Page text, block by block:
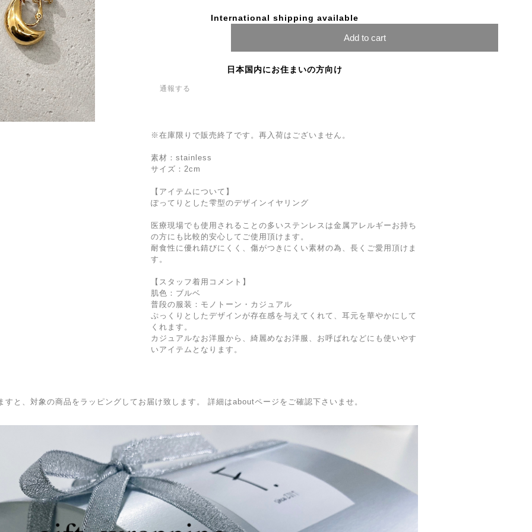
International shipping available
Add to cart
日本国内にお住まいの方向け
通報する
※在庫限りで販売終了です。再入荷はございません。
素材：stainless
サイズ：2cm
【アイテムについて】
ぽってりとした雫型のデザインイヤリング
医療現場でも使用されることの多いステンレスは金属アレルギーお持ち
の方にも比較的安心してご使用頂けます。
耐食性に優れ錆びにくく、傷がつきにくい素材の為、長くご愛用頂けま
す。
【スタッフ着用コメント】
肌色：ブルベ
普段の服装：モノトーン・カジュアル
ぷっくりとしたデザインが存在感を与えてくれて、耳元を華やかにして
くれます。
カジュアルなお洋服から、綺麗めなお洋服、お呼ばれなどにも使いやす
いアイテムとなります。
と、対象の商品をラッピングしてお届け致します。 詳細はaboutページをご確認下さいませ。